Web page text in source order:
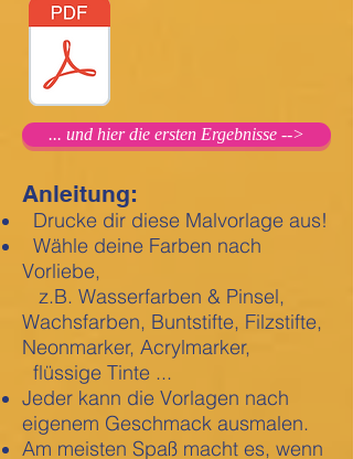
... und hier die ersten Ergebnisse -->
Anleitung:
Drucke dir diese Malvorlage aus!
Wähle deine Farben nach
Vorliebe,
z.B. Wasserfarben & Pinsel,
Wachsfarben, Buntstifte, Filzstifte,
Neonmarker, Acrylmarker,
flüssige Tinte ...
Jeder kann die Vorlagen nach
eigenem Geschmack ausmalen.
Am meisten Spaß macht es, wenn